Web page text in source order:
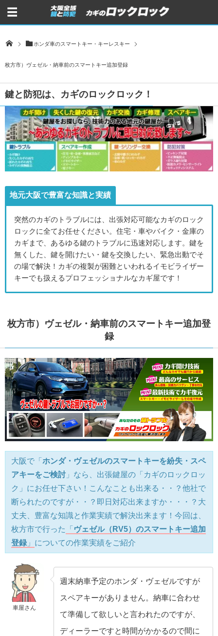
ホンダ車のスマートキー・キーレスキー
枚方市）ヴェゼル・納車前のスマートキー追加登録
鍵と防犯は、カギのロックロック！
地元大阪で豊富な知識と実績
突然のカギのトラブルには、出張対応可能なカギのロック
ロックに全てお任せください。住宅・車やバイク・金庫の
カギまで、あるゆる鍵のトラブルに迅速対応します。鍵を
無くした、鍵を開けたい・鍵を交換したい、緊急出動でそ
の場で解決！カギの複製が困難といわれるイモビライザー
キーでも扱えるプロフェッショナルなカギ屋です！
枚方市）ヴェゼル・納車前のスマートキー追加登
録
大阪で「 ホンダ・ヴェゼルのスマートキーを紛失・スペ
アキーをご検討 」なら、出張鍵屋の「カギのロックロッ
ク」にお任せ下さい！こんなことも出来る・・？他社で
断られたのですが・・？即日対応出来ますか・・・？大
丈夫、豊富な知識と作業実績で解決出来ます！今回は、
枚方市で行った
「 ヴェゼル（RV5）のスマートキー追加
登録 」 についての作業実績をご紹介
車屋さん
週末納車予定のホンダ・ヴェゼルですが
スペアキーがありません。納車に合わせ
て準備して欲しいと言われたのですが、
ディーラーですと時間がかかるので間に